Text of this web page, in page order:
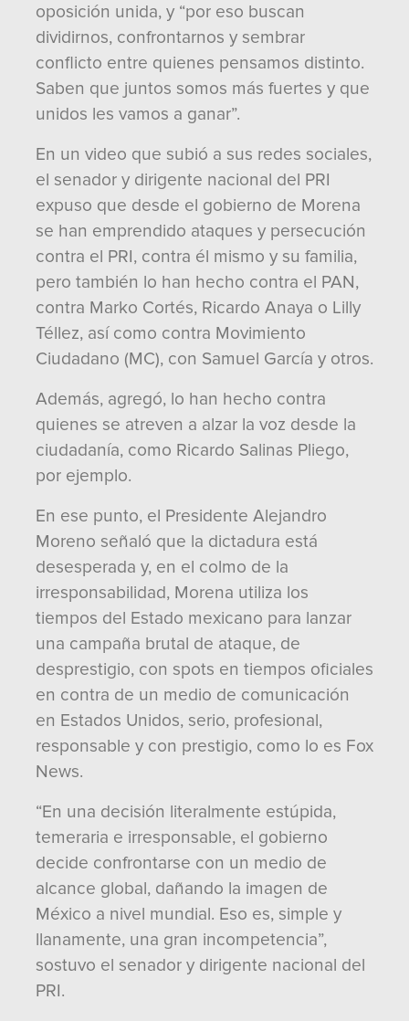
oposición unida, y “por eso buscan
dividirnos, confrontarnos y sembrar
conflicto entre quienes pensamos distinto.
Saben que juntos somos más fuertes y que
unidos les vamos a ganar”.
En un video que subió a sus redes sociales,
el senador y dirigente nacional del PRI
expuso que desde el gobierno de Morena
se han emprendido ataques y persecución
contra el PRI, contra él mismo y su familia,
pero también lo han hecho contra el PAN,
contra Marko Cortés, Ricardo Anaya o Lilly
Téllez, así como contra Movimiento
Ciudadano (MC), con Samuel García y otros.
Además, agregó, lo han hecho contra
quienes se atreven a alzar la voz desde la
ciudadanía, como Ricardo Salinas Pliego,
por ejemplo.
En ese punto, el Presidente Alejandro
Moreno señaló que la dictadura está
desesperada y, en el colmo de la
irresponsabilidad, Morena utiliza los
tiempos del Estado mexicano para lanzar
una campaña brutal de ataque, de
desprestigio, con spots en tiempos oficiales
en contra de un medio de comunicación
en Estados Unidos, serio, profesional,
responsable y con prestigio, como lo es Fox
News.
“En una decisión literalmente estúpida,
temeraria e irresponsable, el gobierno
decide confrontarse con un medio de
alcance global, dañando la imagen de
México a nivel mundial. Eso es, simple y
llanamente, una gran incompetencia”,
sostuvo el senador y dirigente nacional del
PRI.